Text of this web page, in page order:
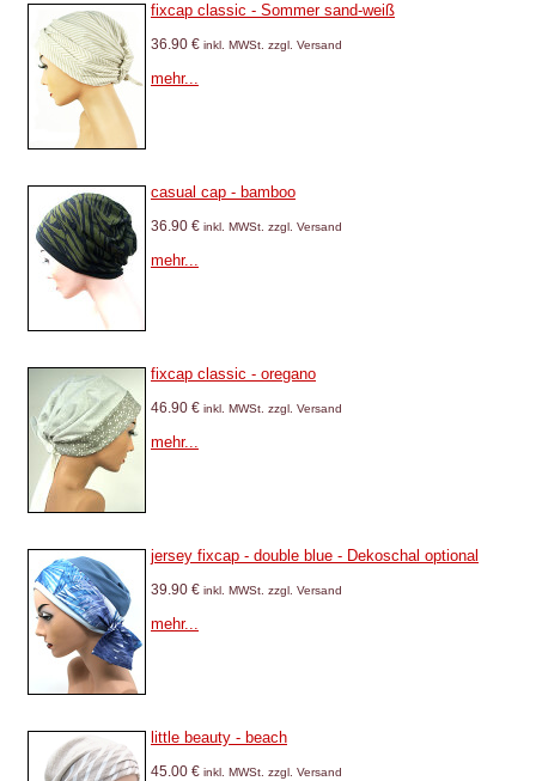
fixcap classic - Sommer sand-weiß
36.90 € inkl. MWSt. zzgl. Versand
mehr...
casual cap - bamboo
36.90 € inkl. MWSt. zzgl. Versand
mehr...
fixcap classic - oregano
46.90 € inkl. MWSt. zzgl. Versand
mehr...
jersey fixcap - double blue - Dekoschal optional
39.90 € inkl. MWSt. zzgl. Versand
mehr...
little beauty - beach
45.00 € inkl. MWSt. zzgl. Versand